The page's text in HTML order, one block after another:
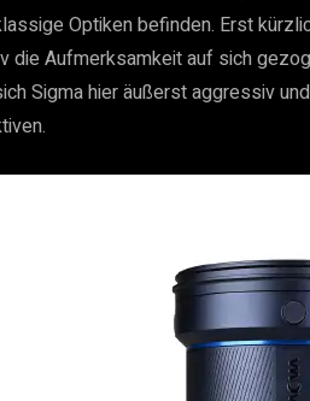
Optiken befinden. Erst
die Aufmerksamkeit auf sich
Sigma hier äußerst aggressiv